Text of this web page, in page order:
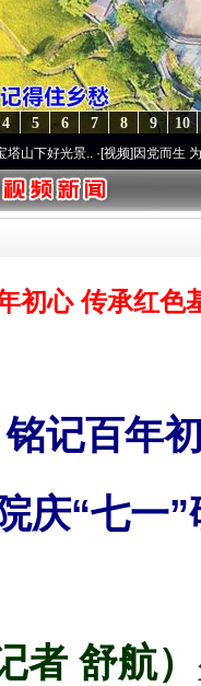
10
9
8
7
6
5
4
..·[视频]因党而生 为党而战——
初心 传承红
铭记百年
庆“七一
舒航）